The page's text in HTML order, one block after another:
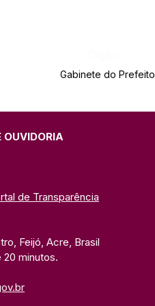
Gabinete do Prefeito
OUVIDORIA
de Transparência
Feijó, Acre, Brasil
minutos.